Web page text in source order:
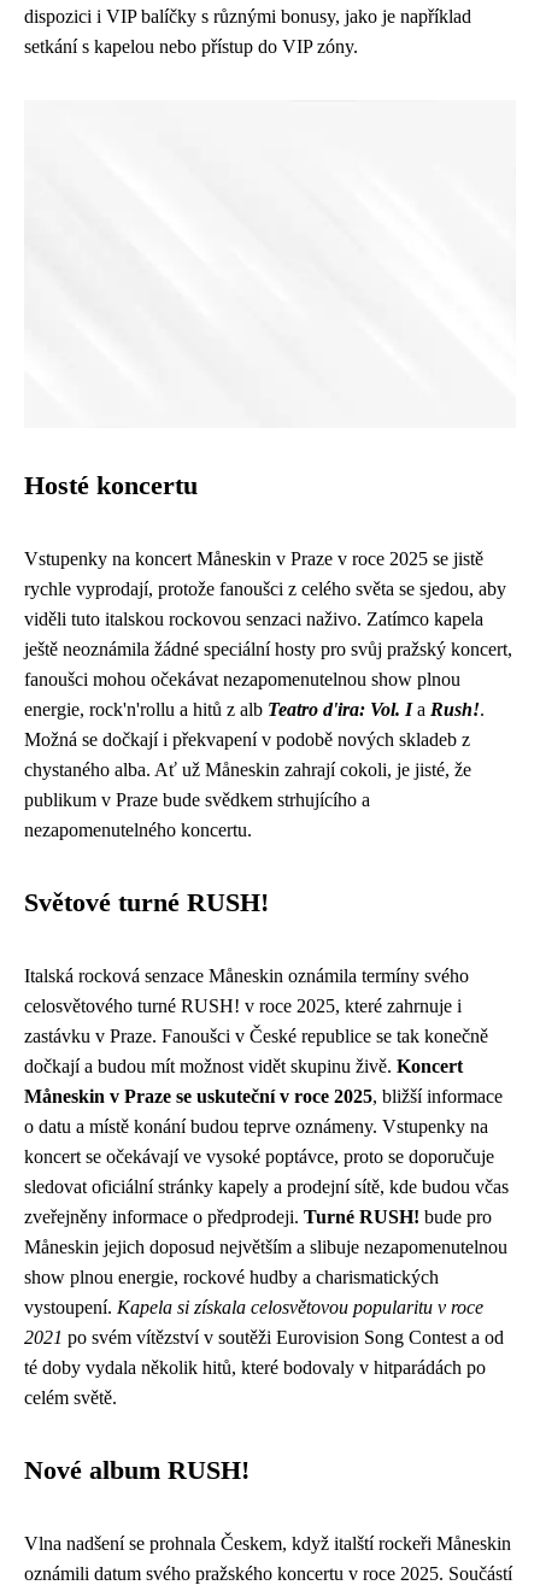
dispozici i VIP balíčky s různými bonusy, jako je například
setkání s kapelou nebo přístup do VIP zóny.
Hosté koncertu
Vstupenky na koncert Måneskin v Praze v roce 2025 se jistě
rychle vyprodají, protože fanoušci z celého světa se sjedou, aby
viděli tuto italskou rockovou senzaci naživo. Zatímco kapela
ještě neoznámila žádné speciální hosty pro svůj pražský koncert,
fanoušci mohou očekávat nezapomenutelnou show plnou
energie, rock'n'rollu a hitů z alb Teatro d'ira: Vol. Ia Rush!.
Možná se dočkají i překvapení v podobě nových skladeb z
chystaného alba. Ať už Måneskin zahrají cokoli, je jisté, že
publikum v Praze bude svědkem strhujícího a
nezapomenutelného koncertu.
Světové turné RUSH!
Italská rocková senzace Måneskin oznámila termíny svého
celosvětového turné RUSH! v roce 2025, které zahrnuje i
zastávku v Praze. Fanoušci v České republice se tak konečně
dočkají a budou mít možnost vidět skupinu živě. Koncert
Måneskin v Praze se uskuteční v roce 2025, bližší informace
o datu a místě konání budou teprve oznámeny. Vstupenky na
koncert se očekávají ve vysoké poptávce, proto se doporučuje
sledovat oficiální stránky kapely a prodejní sítě, kde budou včas
zveřejněny informace o předprodeji. Turné RUSH! bude pro
Måneskin jejich doposud největším a slibuje nezapomenutelnou
show plnou energie, rockové hudby a charismatických
vystoupení. Kapela si získala celosvětovou popularitu v roce
2021 po svém vítězství v soutěži Eurovision Song Contest a od
té doby vydala několik hitů, které bodovaly v hitparádách po
celém světě.
Nové album RUSH!
Vlna nadšení se prohnala Českem, když italští rockeři Måneskin
oznámili datum svého pražského koncertu v roce 2025. Součástí